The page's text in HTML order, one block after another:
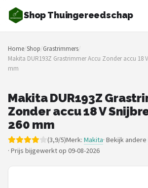
Shop Thuingereedschap
Zoeken
NAVIGATIE
Merken
Blog
Borderplanten
Grasmaaiers
Home/Shop/Grastrimmers/
Makita DUR193Z Grastrimmer Accu Zonder accu 18
mm
Makita DUR193Z
Zonder accu 18 V
260 mm
(3,9/5)Merk: Makita· Bekijk andere
· Prijs bijgewerkt op 09-08-2026